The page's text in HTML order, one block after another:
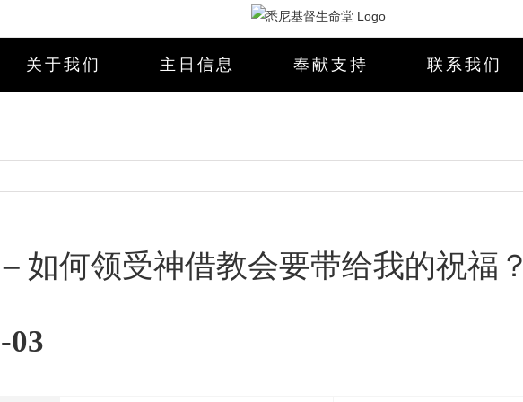
关于我们 主日信息 奉献支持 联系我们
如何领受神借教会要带给我的祝福？
03